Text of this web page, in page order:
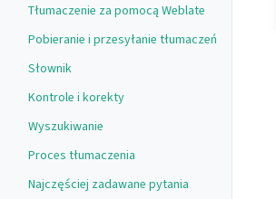
Tłumaczenie za pomocą Weblate
Pobieranie i przesyłanie tłumaczeń
Słownik
Kontrole i korekty
Wyszukiwanie
Proces tłumaczenia
Najczęściej zadawane pytania